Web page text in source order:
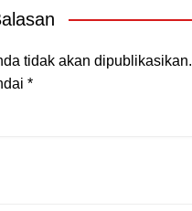
tidak akan dipublikasikan.
*